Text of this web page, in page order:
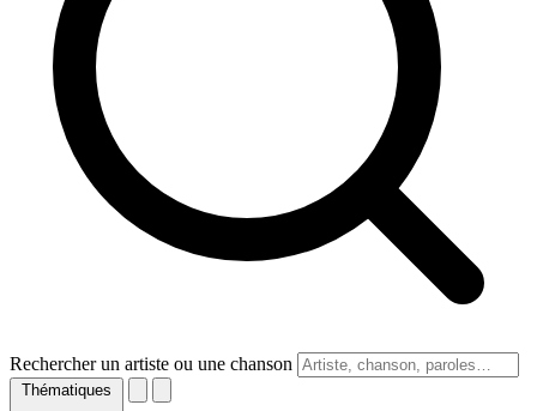
Rechercher un artiste ou une chanson
Thématiques